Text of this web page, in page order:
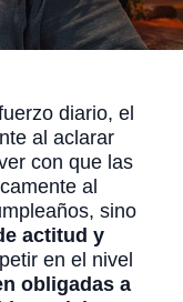
diario, el
al aclarar
con que las
al
sino
actitud y
en el nivel
obligadas a